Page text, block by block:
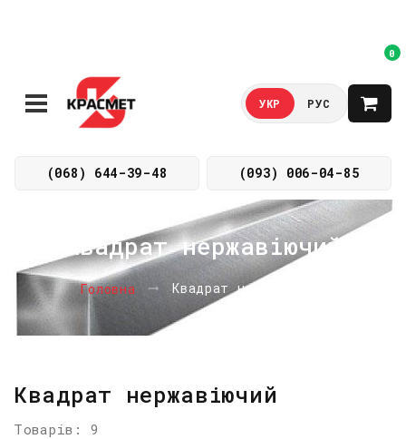
(068) 644-39-48 (093) 006-04-85
УКР РУС
0
Квадрат нержавіючий
Головна Квадрат нержавіючий
Квадрат нержавіючий
Товарів: 9